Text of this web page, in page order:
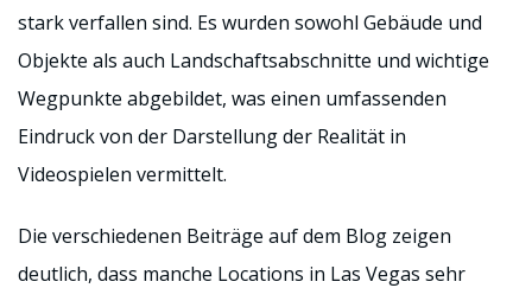
stark verfallen sind. Es wurden sowohl Gebäude und
Objekte als auch Landschaftsabschnitte und wichtige
Wegpunkte abgebildet, was einen umfassenden
Eindruck von der Darstellung der Realität in
Videospielen vermittelt.
Die verschiedenen Beiträge auf dem Blog zeigen
deutlich, dass manche Locations in Las Vegas sehr